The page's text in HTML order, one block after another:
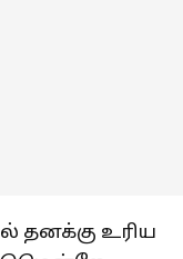
தனக்கு உரிய